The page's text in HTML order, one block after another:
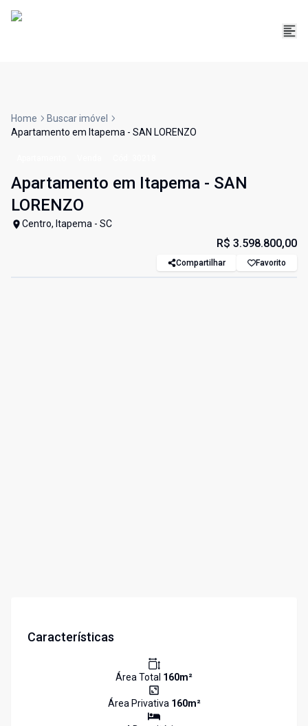
Home
Buscar imóvel
Apartamento em Itapema - SAN LORENZO
Apartamento em Itapema - SAN
LORENZO
Centro, Itapema - SC
R$ 3.598.800,00
Compartilhar Favorito
Características
Área Total 160m²
Área Privativa 160m²